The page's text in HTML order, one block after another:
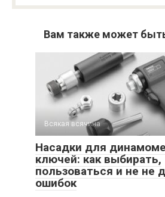
Вам также может
Всякая всячина
Насадки для
ключей: как выбирать,
пользоваться и не не
ошибок